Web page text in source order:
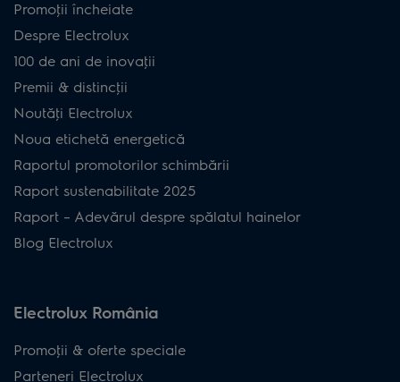
Promoţii încheiate
Despre Electrolux
100 de ani de inovaţii
Premii & distincţii
Noutăţi Electrolux
Noua etichetă energetică
Raportul promotorilor schimbării
Raport sustenabilitate 2025
Raport – Adevărul despre spălatul hainelor
Blog Electrolux
Electrolux România
Promoţii & oferte speciale
Parteneri Electrolux